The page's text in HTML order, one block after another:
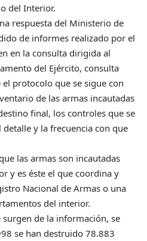
del Interior.
respuesta del Ministerio de
de informes realizado por el
en la consulta dirigida al
del Ejército, consulta
protocolo que se sigue con
de las armas incautadas
final, los controles que se
y la frecuencia con que
las armas son incautadas
y es éste el que coordina y
Nacional de Armas o una
del interior.
de la información, se
se han destruido 78.883